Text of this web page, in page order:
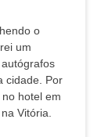
o
um
cidade. Por
hotel em
Vitória.